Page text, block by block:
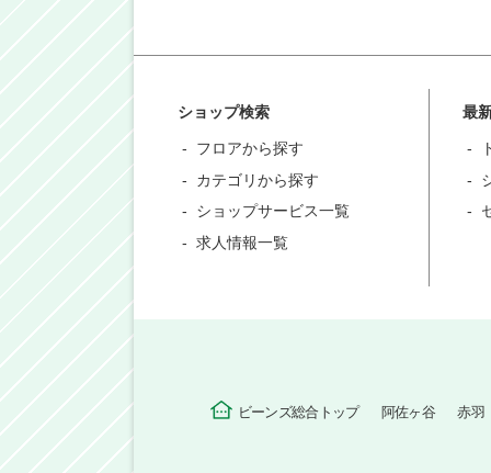
ショップ検索
フロアから探す
カテゴリから探す
ショップサービス一覧
求人情報一覧
最
ビーンズ総合トップ 阿佐ヶ谷 赤羽